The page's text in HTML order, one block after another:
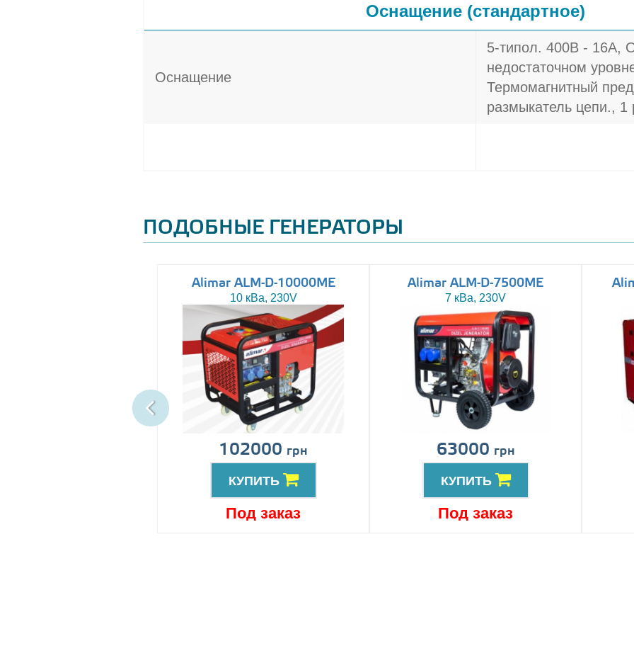
Оснащение (стандартное)
Оснащение
5-типол. 400В - 16A,
недостаточном
Термомагнитный
размыкатель цепи., 1
ПОДОБНЫЕ ГЕНЕРАТОРЫ
Alimar ALM-D-10000ME
10 кВа, 230V
102000 грн
КУПИТЬ
Под заказ
Alimar ALM-D-7500ME
7 кВа, 230V
63000 грн
КУПИТЬ
Под заказ